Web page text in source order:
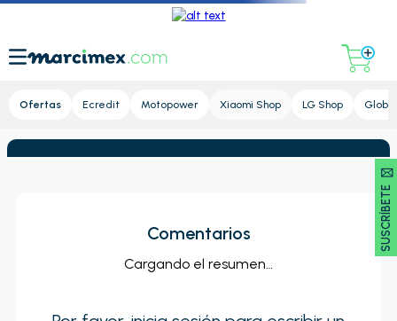
Ofertas Ecredit Motopower Xiaomi Shop LG Shop Global
SUSCRÍBETE 🖂
Comentarios
Cargando el resumen…